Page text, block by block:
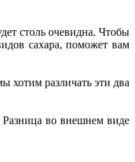
столь очевидна. Чтобы
сахара, поможет вам
хотим различать эти два
во внешнем виде